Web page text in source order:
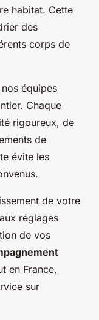
habitat. Cette
des
corps de
équipes
Chaque
rigoureux, de
de
évite les
de votre
réglages
de vos
en France,
sur